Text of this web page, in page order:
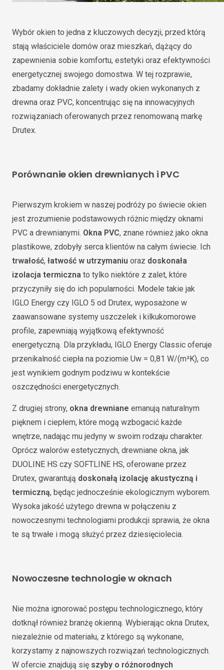
Wybór okien to jedna z kluczowych decyzji, przed którą
stają właściciele domów oraz mieszkań, dążący do
zapewnienia sobie komfortu, estetyki oraz efektywności
energetycznej swojego domostwa. W tej rozprawie,
zbadamy dokładnie zalety i wady okien wykonanych z
drewna oraz PVC, koncentrując się na innowacyjnych
rozwiązaniach oferowanych przez renomowaną markę
Drutex.
Porównanie okien drewnianych i PVC
Pierwszym krokiem w naszej podróży po świecie okien
jest zrozumienie podstawowych różnic między oknami
PVC a drewnianymi. Okna PVC, znane również jako okna
plastikowe, zdobyły serca klientów na całym świecie. Ich
trwałość, łatwość w utrzymaniu oraz doskonała
izolacja termiczna to tylko niektóre z zalet, które
przyczyniły się do ich popularności. Modele takie jak
IGLO Energy czy IGLO 5 od Drutex, wyposażone w
zaawansowane systemy uszczelek i kilkukomorowe
profile, zapewniają wyjątkową efektywność
energetyczną. Dla przykładu, IGLO Energy Classic oferuje
przenikalność ciepła na poziomie Uw = 0,81 W/(m²K), co
jest wynikiem godnym podziwu w kontekście
oszczędności energetycznych.
Z drugiej strony, okna drewniane emanują naturalnym
pięknem i ciepłem, które mogą wzbogacić każde
wnętrze, nadając mu jedyny w swoim rodzaju charakter.
Oprócz walorów estetycznych, drewniane okna, jak
DUOLINE HS czy SOFTLINE HS, oferowane przez
Drutex, gwarantują doskonałą izolację akustyczną i
termiczną, będąc jednocześnie ekologicznym wyborem.
Wysoka jakość użytego drewna w połączeniu z
nowoczesnymi technologiami produkcji sprawia, że okna
te są trwałe i mogą służyć przez dziesięciolecia.
Nowoczesne technologie w oknach
Nie można ignorować postępu technologicznego, który
dotknął również branżę okienną. Wybierając okna Drutex,
niezależnie od materiału, z którego są wykonane,
korzystamy z najnowszych rozwiązań technologicznych.
W ofercie znajdują się szyby o różnorodnych